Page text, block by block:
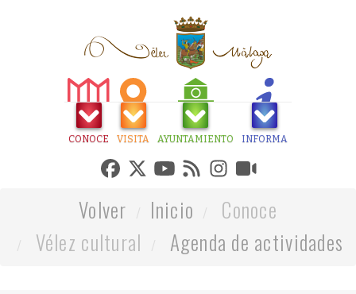
CONOCE VISITA AYUNTAMIENTO INFORMA
Volver Inicio
Conoce
Vélez cultural
Agenda de actividades